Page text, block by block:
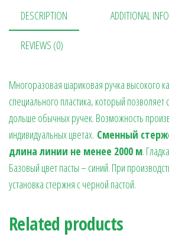
DESCRIPTION ADDITIONAL
REVIEWS (0)
Многоразовая шариковая ручка высокого
специального пластика, который позволяет
дольше обычных ручек. Возможность
индивидуальных цветах. Сменный
длина линии не менее 2000 м.
Базовый цвет пасты – синий. При
установка стержня с черной пастой.
Related products